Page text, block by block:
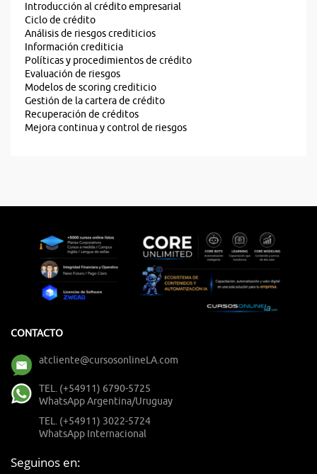
Introducción al crédito empresarial
Ciclo de crédito
Análisis de riesgos crediticios
Información crediticia
Políticas y procedimientos de crédito
Evaluación de riesgos
Modelos de scoring crediticio
Gestión de la cartera de crédito
Recuperación de créditos
Mejora continua y control de riesgos
CONTACTO
atcliente@cursosonlineLA.com
TEL. (+54911) 6790-5725
WhatsApp Argentina/Uruguay
TEL. (+54911) 3022-5724
WhatsApp Internacional
Seguinos en: